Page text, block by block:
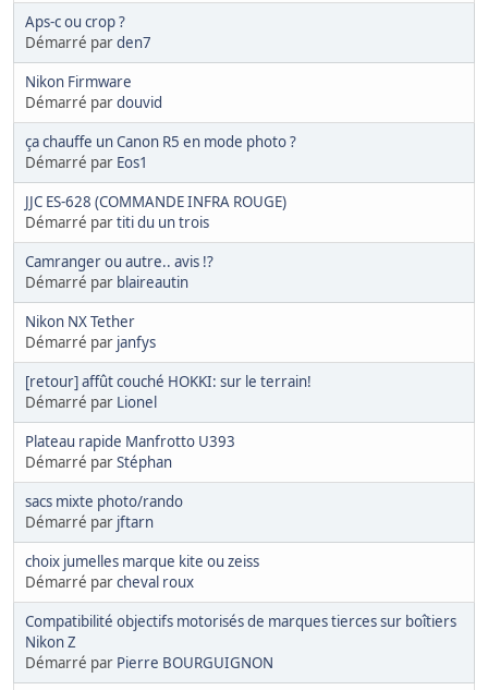
Aps-c ou crop ?
Démarré parden7
Nikon Firmware
Démarré pardouvid
ça chauffe un Canon R5 en mode photo ?
Démarré par Eos1
JJC ES-628 (COMMANDE INFRA ROUGE)
Démarré partiti du un trois
Camranger ou autre.. avis !?
Démarré par blaireautin
Nikon NX Tether
Démarré par janfys
[retour] affût couché HOKKI: sur le terrain!
Démarré par Lionel
Plateau rapide Manfrotto U393
Démarré parStéphan
sacs mixte photo/rando
Démarré par jftarn
choix jumelles marque kite ou zeiss
Démarré parcheval roux
Compatibilité objectifs motorisés de marques tierces sur boîtiers
Nikon Z
Démarré par Pierre BOURGUIGNON